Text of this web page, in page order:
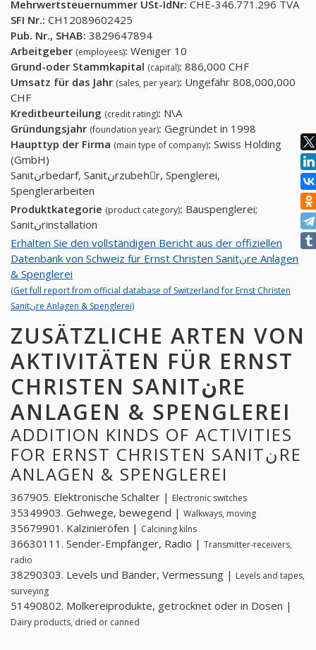
Mehrwertsteuernummer USt-IdNr: CHE-346.771.296 TVA
SFI Nr.: CH12089602425
Pub. Nr., SHAB: 3829647894
Arbeitgeber (employees): Weniger 10
Grund-oder Stammkapital (capital): 886,000 CHF
Umsatz für das Jahr (sales, per year): Ungefähr 808,000,000
CHF
Kreditbeurteilung (credit rating): N\A
Gründungsjahr (foundation year): Gegründet in 1998
Haupttyp der Firma (main type of company): Swiss Holding
(GmbH)
Sanitنrbedarf, Sanitنrzubehِr, Spenglerei,
Spenglerarbeiten
Produktkategorie (product category): Bauspenglerei;
Sanitنrinstallation
Erhalten Sie den vollständigen Bericht aus der offiziellen
Datenbank von Schweiz für Ernst Christen Sanitنre Anlagen
& Spenglerei
(Get full report from official database of Switzerland for Ernst Christen
Sanitنre Anlagen & Spenglerei)
ZUSÄTZLICHE ARTEN VON
AKTIVITÄTEN FÜR ERNST
CHRISTEN SANITنRE
ANLAGEN & SPENGLEREI
ADDITION KINDS OF ACTIVITIES
FOR ERNST CHRISTEN SANITنRE
ANLAGEN & SPENGLEREI
367905. Elektronische Schalter | Electronic switches
35349903. Gehwege, bewegend | Walkways, moving
35679901. Kalzinieröfen | Calcining kilns
36630111. Sender-Empfänger, Radio | Transmitter-receivers,
radio
38290303. Levels und Bänder, Vermessung | Levels and tapes,
surveying
51490802. Molkereiprodukte, getrocknet oder in Dosen |
Dairy products, dried or canned